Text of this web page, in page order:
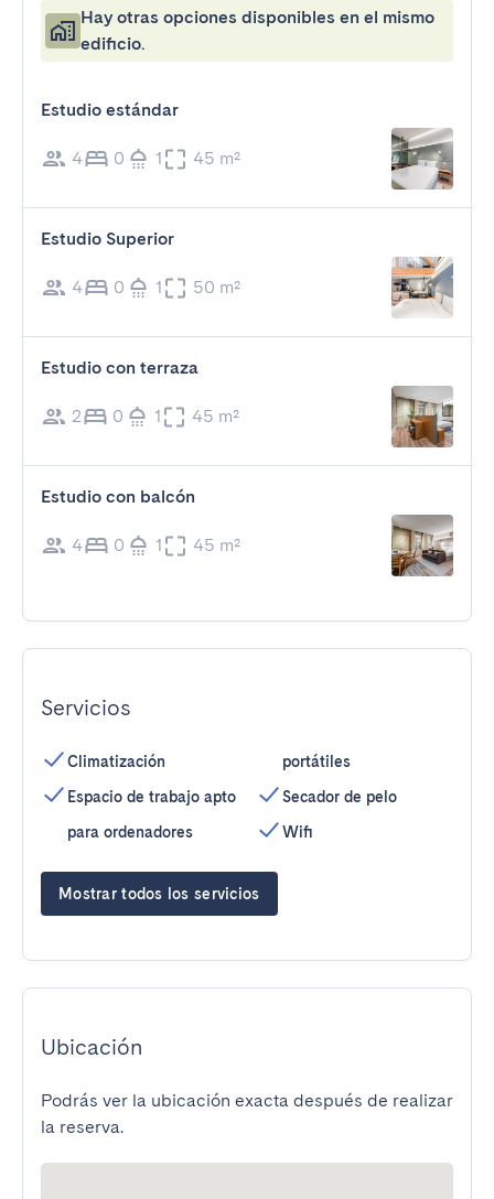
Hay otras opciones disponibles en el mismo
edificio.
Estudio estándar
4 0 1 45 m²
Estudio Superior
4 0 1 50 m²
Estudio con terraza
2 0 1 45 m²
Estudio con balcón
4 0 1 45 m²
Servicios
Climatización
Espacio de trabajo apto
para ordenadores
portátiles
Secador de pelo
Wifi
Mostrar todos los servicios
Ubicación
Podrás ver la ubicación exacta después de realizar
la reserva.